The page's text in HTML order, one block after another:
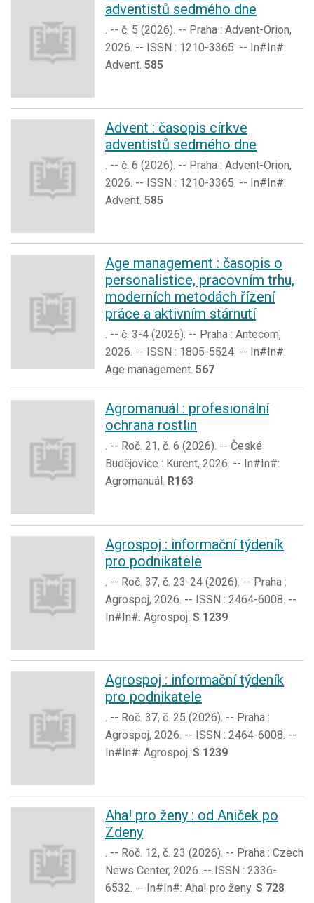
adventistů sedmého dne
. -- č. 5 (2026). -- Praha : Advent-Orion,
2026. -- ISSN : 1210-3365. -- In#In#:
Advent. 585
Advent : časopis církve
adventistů sedmého dne
. -- č. 6 (2026). -- Praha : Advent-Orion,
2026. -- ISSN : 1210-3365. -- In#In#:
Advent. 585
Age management : časopis o
personalistice, pracovním trhu,
moderních metodách řízení
práce a aktivním stárnutí
. -- č. 3-4 (2026). -- Praha : Antecom,
2026. -- ISSN : 1805-5524. -- In#In#:
Age management. 567
Agromanuál : profesionální
ochrana rostlin
. -- Roč. 21, č. 6 (2026). -- České
Budějovice : Kurent, 2026. -- In#In#:
Agromanuál. R163
Agrospoj : informační týdeník
pro podnikatele
. -- Roč. 37, č. 23-24 (2026). -- Praha :
Agrospoj, 2026. -- ISSN : 2464-6008. --
In#In#: Agrospoj. S 1239
Agrospoj : informační týdeník
pro podnikatele
. -- Roč. 37, č. 25 (2026). -- Praha :
Agrospoj, 2026. -- ISSN : 2464-6008. --
In#In#: Agrospoj. S 1239
Aha! pro ženy : od Aniček po
Zdeny
. -- Roč. 12, č. 23 (2026). -- Praha : Czech
News Center, 2026. -- ISSN : 2336-
6532. -- In#In#: Aha! pro ženy. S 728